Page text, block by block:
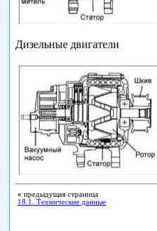
Дизельные двигатели
« предыдущая страница
18.1. Технические данные